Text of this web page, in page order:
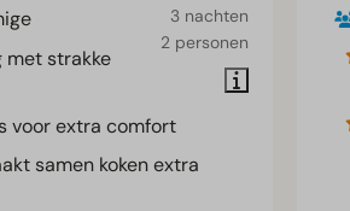
3 nachten
2 personen
met strakke
voor extra comfort
samen koken extra